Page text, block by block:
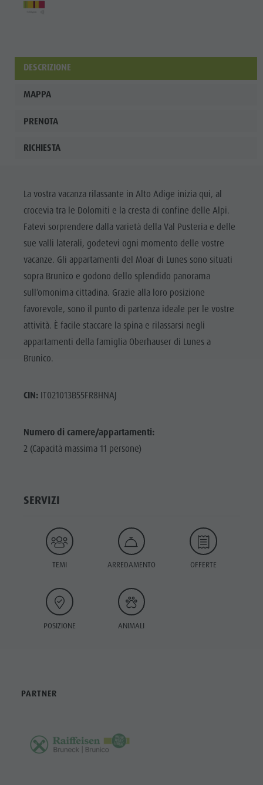
DESCRIZIONE
MAPPA
PRENOTA
RICHIESTA
La vostra vacanza rilassante in Alto Adige inizia qui, al
crocevia tra le Dolomiti e la cresta di confine delle Alpi.
Fatevi sorprendere dalla varietà della Val Pusteria e delle
sue valli laterali, godetevi ogni momento delle vostre
vacanze. Gli appartamenti del Moar di Lunes sono situati
sopra Brunico e godono dello splendido panorama
sull’omonima cittadina. Grazie alla loro posizione
favorevole, sono il punto di partenza ideale per le vostre
attività. È facile staccare la spina e rilassarsi negli
appartamenti della famiglia Oberhauser di Lunes a
Brunico.
CIN:IT021013B55FR8HNAJ
Numero di camere/appartamenti:
2 (Capacità massima 11 persone)
SERVIZI
TEMI ARREDAMENTO OFFERTE
POSIZIONE ANIMALI
PARTNER